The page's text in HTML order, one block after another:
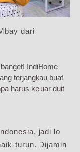
dari
IndiHome
terjangkau buat
harus keluar duit
jadi lo
turun. Dijamin